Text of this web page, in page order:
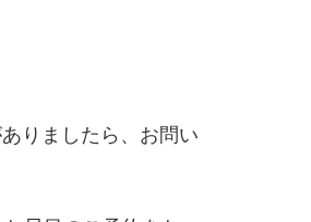
りましたら、お問い